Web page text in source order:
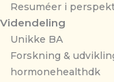
Resuméer i
Videndeling
Unikke BA
Forskning &
hormonehealthdk